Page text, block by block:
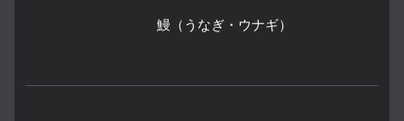
鰻（うなぎ・ウナギ）